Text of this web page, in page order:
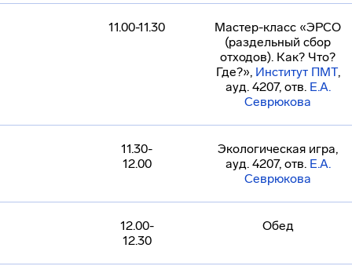
11.00-11.30
Мастер-класс «ЭРСО
(раздельный сбор
отходов). Как? Что?
Где?», Институт ПМТ,
ауд. 4207, отв. Е.А.
Севрюкова
11.30-
12.00
Экологическая игра,
ауд. 4207, отв. Е.А.
Севрюкова
12.00-
12.30
Обед